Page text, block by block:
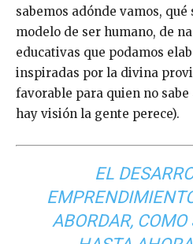
sabemos adónde vamos,
modelo de ser humano, de
educativas que podamos
inspiradas por la divina
favorable para quien no
hay visión la gente perece).
EL
ABORDAR,